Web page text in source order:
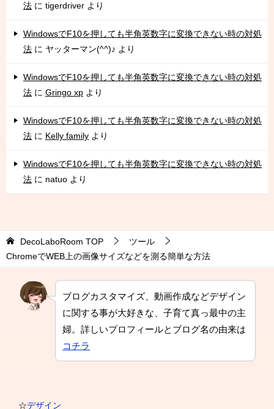
法 に tigerdriver より
WindowsでF10を押しても半角英数字に変換できない時の対処
法 に ヤッターマン(^^)♪ より
WindowsでF10を押しても半角英数字に変換できない時の対処
法 に Gringo xp より
WindowsでF10を押しても半角英数字に変換できない時の対処
法 に Kelly family より
WindowsでF10を押しても半角英数字に変換できない時の対処
法 に natuo より
DecoLaboRoom TOP
ツール
ChromeでWEB上の画像サイズなどを測る簡単な方法
ブログカスタマイズ、動画作成などデザイン
に関する事が大好きな、子育て真っ最中の主
婦。詳しいプロフィールとブログ名の由来は
コチラ
☆デザイン